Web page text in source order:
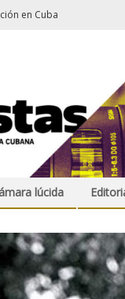
en Cuba
lúcida